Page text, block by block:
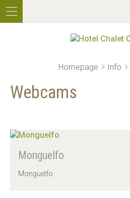
D
ITA
WELLNESS
ATTIVITÁ
Homepage Info
Webcams
Monguelfo
Monguelfo